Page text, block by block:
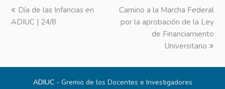
previous
post:
Día de las Infancias en
ADIUC | 24/8
next
post:
Camino a la Marcha Federal
por la aprobación de la Ley
de Financiamiento
Universitario
ADIUC- Gremio de los Docentes e Investigadores